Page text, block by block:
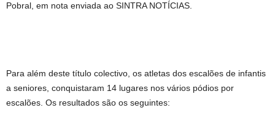
Pobral, em nota enviada ao SINTRA NOTÍCIAS.
Para além deste título colectivo, os atletas dos escalões de infantis
a seniores, conquistaram 14 lugares nos vários pódios por
escalões. Os resultados são os seguintes: